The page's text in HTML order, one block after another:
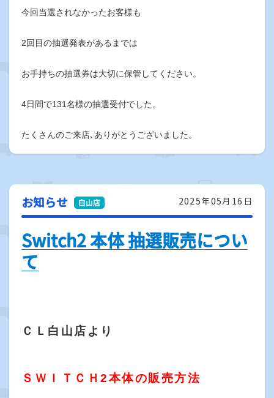
今回当選されなかったお客様も
2回目の抽選発表があるまでは
お手持ちの抽選券は大切に保管してください。
4日間で131名様の抽選受付でした。
たくさんのご来店､ありがとうございました。
2025年05月16日
お知らせ
Switch2 本体 抽選販売につい
て
ＣＬ白山店より
ＳＷＩＴＣＨ2本体の販売方法